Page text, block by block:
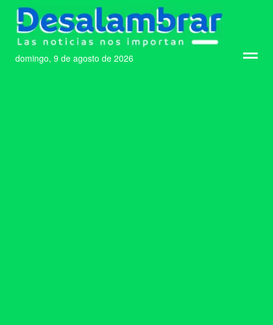
domingo, 9 de agosto de 2026